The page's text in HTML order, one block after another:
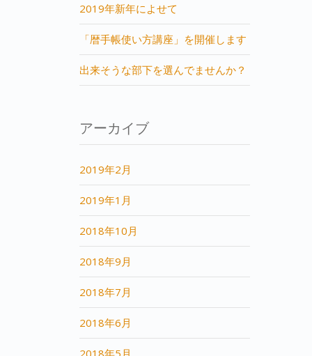
2019年新年によせて
「暦手帳使い方講座」を開催します
出来そうな部下を選んでませんか？
アーカイブ
2019年2月
2019年1月
2018年10月
2018年9月
2018年7月
2018年6月
2018年5月